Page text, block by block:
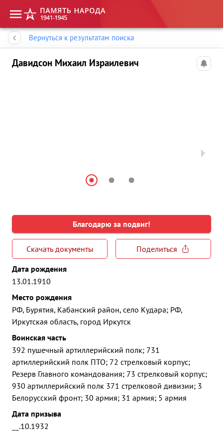
Вернуться к результатам поиска
Давидсон Михаил Израилевич
Благодарю за подвиг!
Скачать документы
Поделиться
Дата рождения
13.01.1910
Место рождения
РФ, Бурятия, Кабанский район, село Кудара; РФ,
Иркутская область, город Иркутск
Воинская часть
392 пушечный артиллерийский полк; 731
артиллерийский полк ПТО; 72 стрелковый корпус;
Резерв Главного командования; 73 стрелковый корпус;
930 артиллерийский полк 371 стрелковой дивизии; 3
Белорусский фронт; 30 армия; 31 армия; 5 армия
Дата призыва
__.10.1932
Память народа